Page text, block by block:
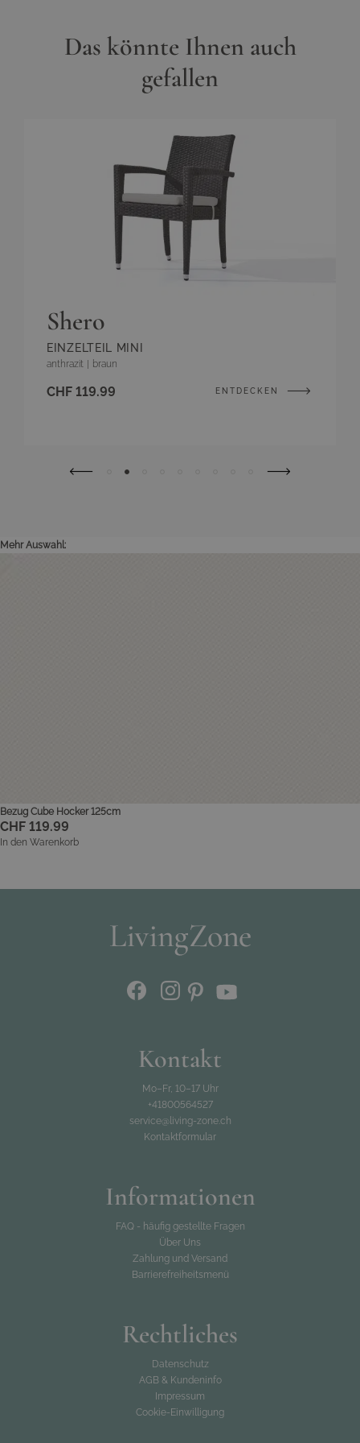
Das könnte Ihnen auch
gefallen
Shero
EINZELTEIL MINI
anthrazit | braun
CHF 119.99 ENTDECKEN
Mehr Auswahl:
Bezug Cube Hocker 125cm
CHF 119.99
In den Warenkorb
Kontakt
Mo–Fr, 10–17 Uhr
+41800564527
service@living-zone.ch
Kontaktformular
Informationen
FAQ - häufig gestellte Fragen
Über Uns
Zahlung und Versand
Barrierefreiheitsmenü
Rechtliches
Datenschutz
AGB & Kundeninfo
Impressum
Cookie-Einwilligung